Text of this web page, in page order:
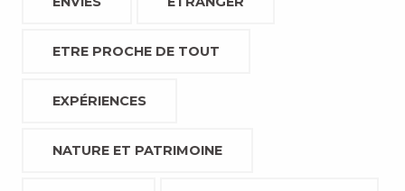
ETRE PROCHE DE TOUT
EXPÉRIENCES
NATURE ET PATRIMOINE